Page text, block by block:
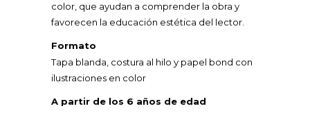
color, que ayudan a comprender la obra y
favorecen la educación estética del lector.
Formato
Tapa blanda, costura al hilo y papel bond con
ilustraciones en color
A partir de los 6 años de edad